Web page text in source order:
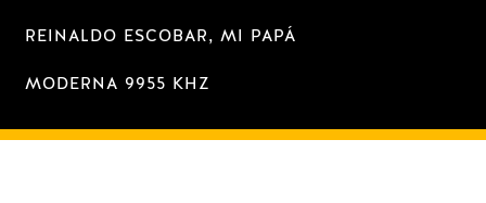
REINALDO ESCOBAR, MI PAPÁ
MODERNA 9955 KHZ